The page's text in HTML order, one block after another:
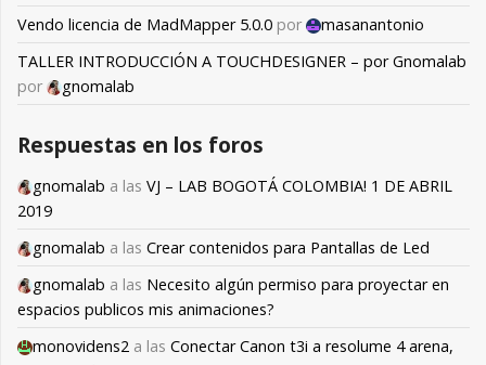
Vendo licencia de MadMapper 5.0.0 por
masanantonio
TALLER INTRODUCCIÓN A TOUCHDESIGNER – por Gnomalab
por
gnomalab
Respuestas en los foros
gnomalab a las VJ – LAB BOGOTÁ COLOMBIA! 1 DE ABRIL
2019
gnomalab a las Crear contenidos para Pantallas de Led
gnomalab a las Necesito algún permiso para proyectar en
espacios publicos mis animaciones?
monovidens2 a las Conectar Canon t3i a resolume 4 arena,